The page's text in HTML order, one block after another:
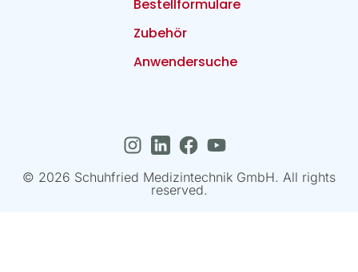
Bestellformulare
Zubehör
Anwendersuche
© 2026 Schuhfried Medizintechnik GmbH. All rights
reserved.